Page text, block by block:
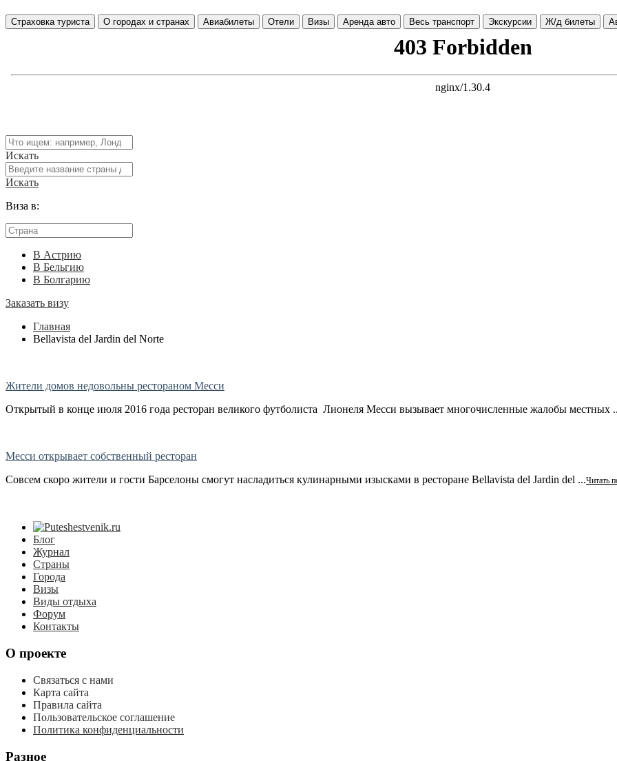
Страховка туриста О городах и странах Авиабилеты Отели Визы Аренда авто Весь транспорт Экскурсии Ж/д билеты
Искать
Искать
Виза в:
В Астрию
В Бельгию
В Болгарию
Заказать визу
Главная
Bellavista del Jardin del Norte
Жители домов недовольны рестораном Месси
Открытый в конце июля 2016 года ресторан великого футболиста Лионеля Месси вызывает многочисленные жалобы местных
Месси открывает собственный ресторан
Совсем скоро жители и гости Барселоны смогут насладиться кулинарными изысками в ресторане Bellavista del Jardin del ...Читать
Блог
Журнал
Страны
Города
Визы
Виды отдыха
Форум
Контакты
О проекте
Связаться с нами
Карта сайта
Правила сайта
Пользовательское соглашение
Политика конфиденциальности
Разное